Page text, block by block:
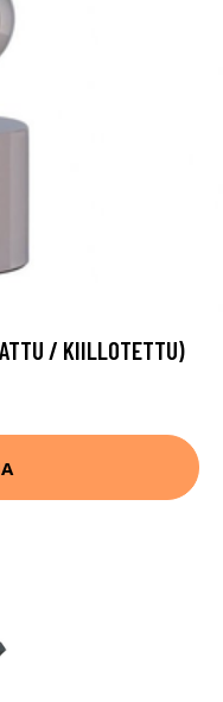
/ KIILLOTETTU)